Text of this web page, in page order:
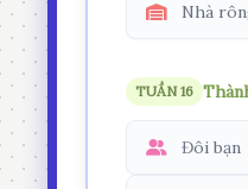
Nhà
TUẦN 16
Đôi bạn